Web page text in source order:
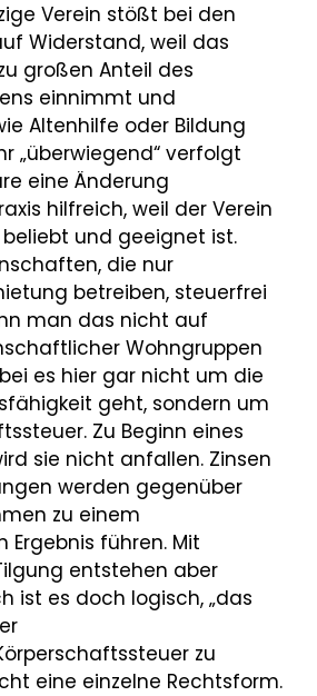
Verein stößt bei den
Widerstand, weil das
großen Anteil des
einnimmt und
Altenhilfe oder Bildung
„überwiegend“ verfolgt
eine Änderung
hilfreich, weil der Verein
und geeignet ist.
die nur
betreiben, steuerfrei
man das nicht auf
Wohngruppen
es hier gar nicht um die
geht, sondern um
Zu Beginn eines
sie nicht anfallen. Zinsen
werden gegenüber
zu einem
Ergebnis führen. Mit
entstehen aber
ist es doch logisch, „das
zu
eine einzelne Rechtsform.